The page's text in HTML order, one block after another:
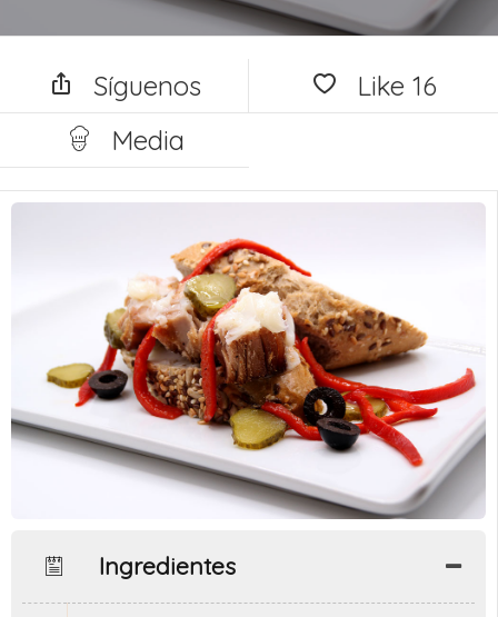
Síguenos Like 16
Media
Ingredientes